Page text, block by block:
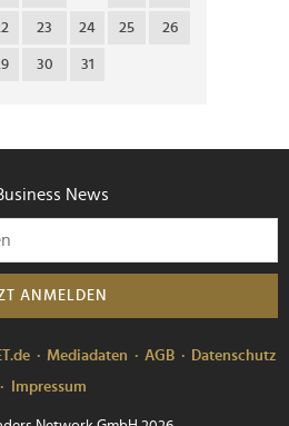
23 24 25 26
30 31
News
ANMELDEN
Mediadaten AGB
Datenschutz
Impressum